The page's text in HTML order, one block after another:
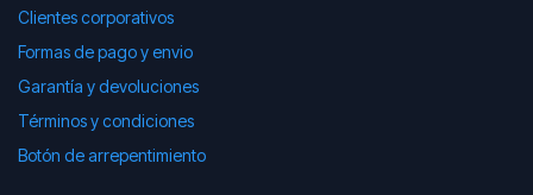
Clientes corporativos
Formas de pago y envio
Garantía y devoluciones
Términos y condiciones
Botón de arrepentimiento